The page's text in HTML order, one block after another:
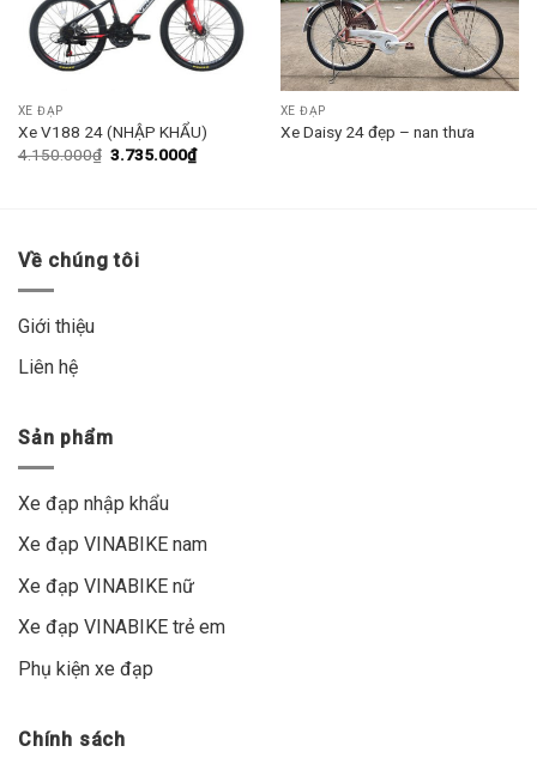
XE ĐẠP
Xe V188 24 (NHẬP KHẨU)
4.150.000₫ 3.735.000₫
XE ĐẠP
Xe Daisy 24 đẹp – nan thưa
Về chúng tôi
Giới thiệu
Liên hệ
Sản phẩm
Xe đạp nhập khẩu
Xe đạp VINABIKE nam
Xe đạp VINABIKE nữ
Xe đạp VINABIKE trẻ em
Phụ kiện xe đạp
Chính sách